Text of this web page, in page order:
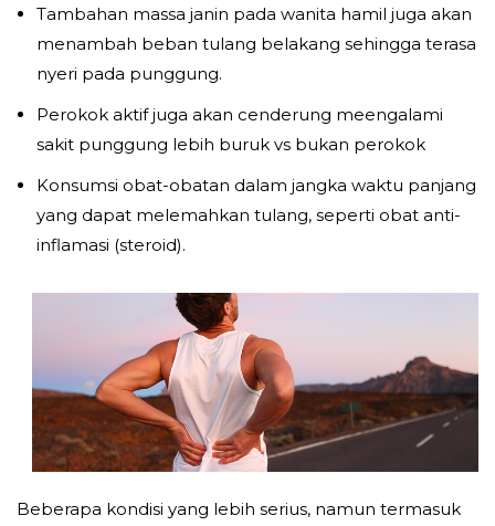
Tambahan massa janin pada wanita hamil juga akan
menambah beban tulang belakang sehingga terasa
nyeri pada punggung.
Perokok aktif juga akan cenderung meengalami
sakit punggung lebih buruk vs bukan perokok
Konsumsi obat-obatan dalam jangka waktu panjang
yang dapat melemahkan tulang, seperti obat anti-
inflamasi (steroid).
Beberapa kondisi yang lebih serius, namun termasuk